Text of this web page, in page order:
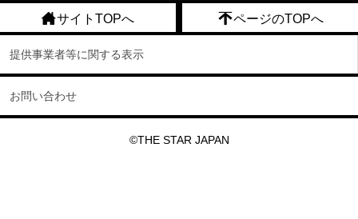
サイトTOPへ ページのTOPへ
提供事業者等に関する表示
お問い合わせ
©THE STAR JAPAN